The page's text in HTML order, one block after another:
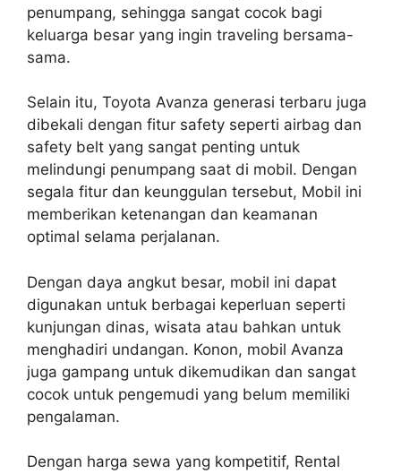
penumpang, sehingga sangat cocok bagi
keluarga besar yang ingin traveling bersama-
sama.
Selain itu, Toyota Avanza generasi terbaru juga
dibekali dengan fitur safety seperti airbag dan
safety belt yang sangat penting untuk
melindungi penumpang saat di mobil. Dengan
segala fitur dan keunggulan tersebut, Mobil ini
memberikan ketenangan dan keamanan
optimal selama perjalanan.
Dengan daya angkut besar, mobil ini dapat
digunakan untuk berbagai keperluan seperti
kunjungan dinas, wisata atau bahkan untuk
menghadiri undangan. Konon, mobil Avanza
juga gampang untuk dikemudikan dan sangat
cocok untuk pengemudi yang belum memiliki
pengalaman.
Dengan harga sewa yang kompetitif, Rental